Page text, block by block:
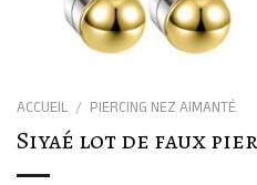
ACCUEIL / PIERCING NEZ AIMANTÉ
Siyaé lot de faux